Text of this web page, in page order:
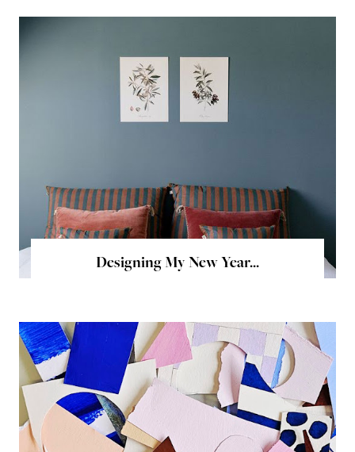
Designing My New Year...